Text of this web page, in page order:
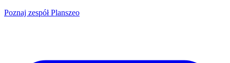
Poznaj zespół Planszeo